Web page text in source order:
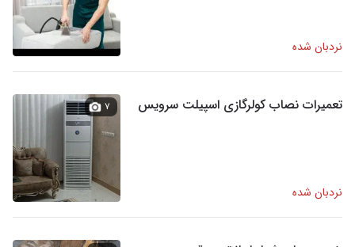
نردبان شده
تعمیرات نصاب کولرگازی اسپیلت سرویس
نردبان شده
۷